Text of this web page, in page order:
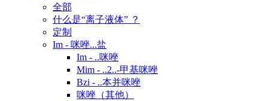
全部
什么是“离子液体” ？
定制
Im - 咪唑...盐
Im - ..咪唑
Mim - ..2..-甲基咪唑
Bzi - ..本并咪唑
咪唑（其他）